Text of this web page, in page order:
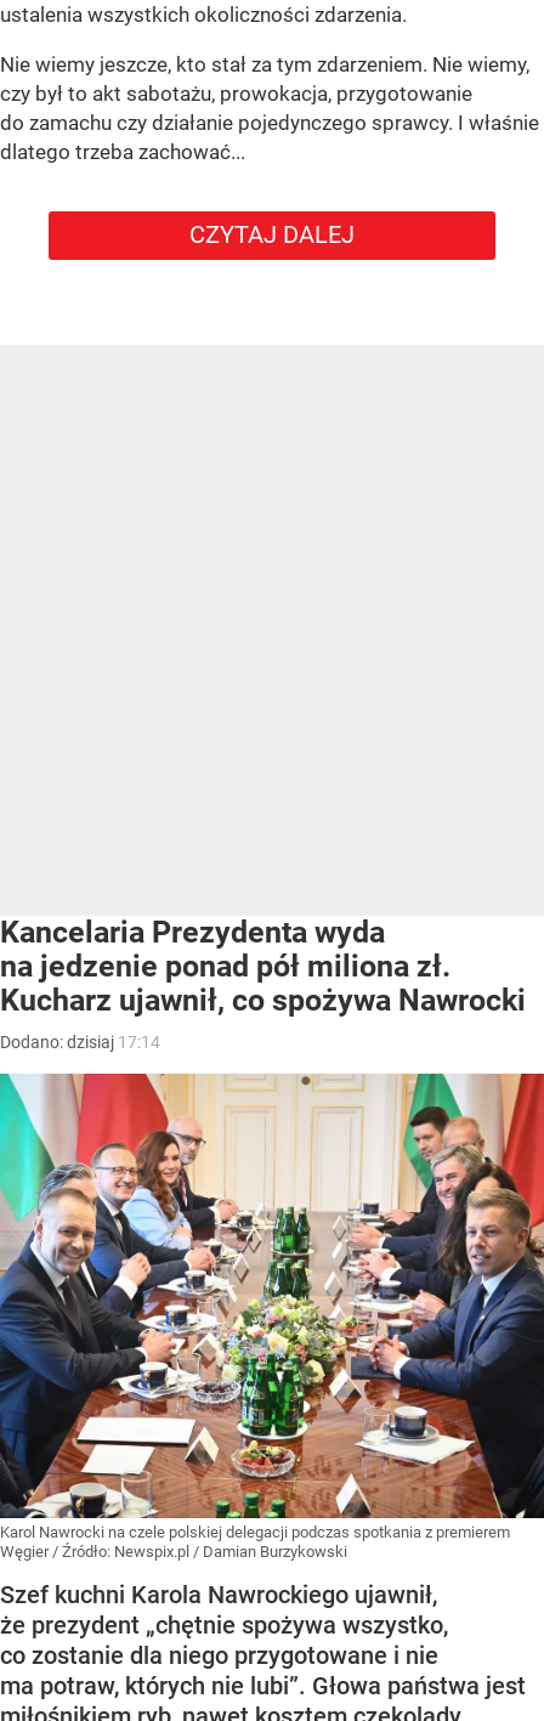
ustalenia wszystkich okoliczności zdarzenia.
Nie wiemy jeszcze, kto stał za tym zdarzeniem. Nie wiemy,
czy był to akt sabotażu, prowokacja, przygotowanie
do zamachu czy działanie pojedynczego sprawcy. I właśnie
dlatego trzeba zachować...
CZYTAJ DALEJ
Kancelaria Prezydenta wyda
na jedzenie ponad pół miliona zł.
Kucharz ujawnił, co spożywa Nawrocki
Dodano:dzisiaj 17:14
Karol Nawrocki na czele polskiej delegacji podczas spotkania z premierem
Węgier / Źródło: Newspix.pl / Damian Burzykowski
Szef kuchni Karola Nawrockiego ujawnił,
że prezydent „chętnie spożywa wszystko,
co zostanie dla niego przygotowane i nie
ma potraw, których nie lubi”. Głowa państwa jest